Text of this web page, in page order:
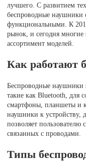
лучшего. С развитием
беспроводные наушники
функциональными. К
рынок, и сегодня
ассортимент моделей.
Как работают
Беспроводные наушники
такие как Bluetooth, для
смартфоны, планшеты и
наушники к устройству,
позволяет пользователю
связанных с проводами.
Типы